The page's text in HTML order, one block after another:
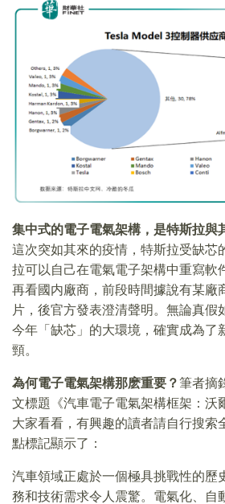
集中式的電子電氣架構，是特斯拉與
這次突如其來的疫情，特斯拉受缺芯
拉可以自己在電氣電子架構中重寫軟
再看國内廠商，前段時間據說有某廠
片，後官方發表澄清聲明。無論真假
今年「缺芯」的大環境，確實成為了
頸。
為何電子電氣架構那麽重要？筆者摘
文標題《汽車電子電氣架構框架：沃
大家看看，有興趣的讀者請自行搜索
點標記顯示了：
汽車領域正處於一個極具挑戰性的歷
務和技術需求令人震驚。電氣化、自